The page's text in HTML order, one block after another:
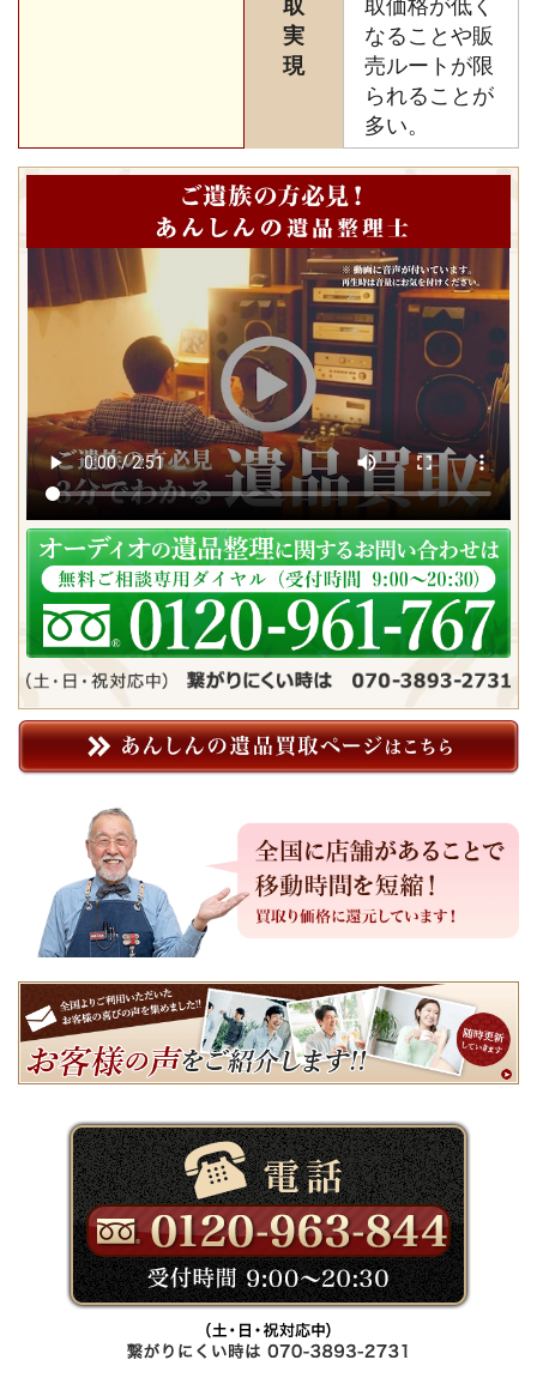
取
実
現
取価格が低く
なることや販
売ルートが限
られることが
多い。